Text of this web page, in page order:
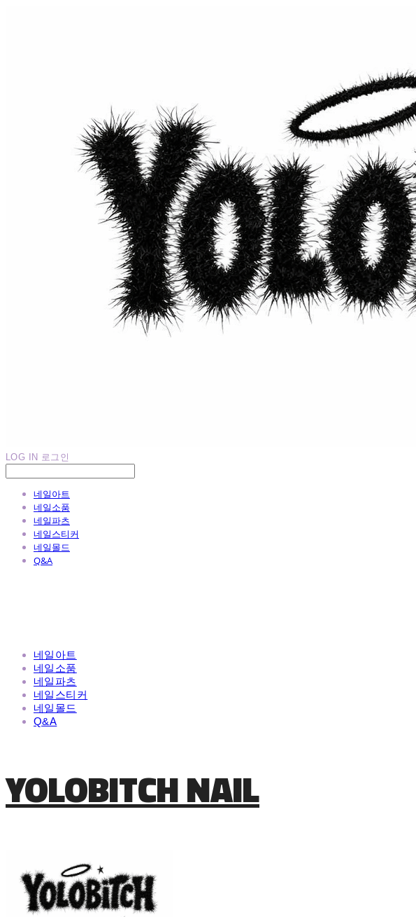
LOG IN 로그인
네일아트
네일소품
네일파츠
네일스티커
네일몰드
Q&A
네일아트
네일소품
네일파츠
네일스티커
네일몰드
Q&A
YOLOBITCH NAIL